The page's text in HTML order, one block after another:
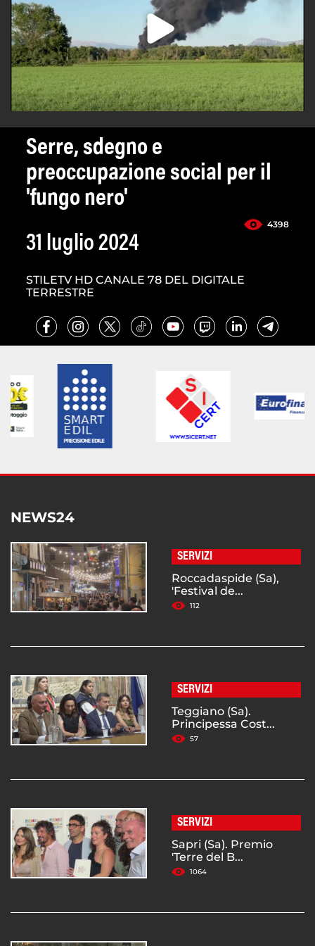
Serre, sdegno e
preoccupazione social per il
'fungo nero'
4398
31 luglio 2024
STILETV HD CANALE 78 DEL DIGITALE
TERRESTRE
NEWS24
SERVIZI
Roccadaspide (Sa),
'Festival de...
112
SERVIZI
Teggiano (Sa).
Principessa Cost...
57
SERVIZI
Sapri (Sa). Premio
'Terre del B...
1064